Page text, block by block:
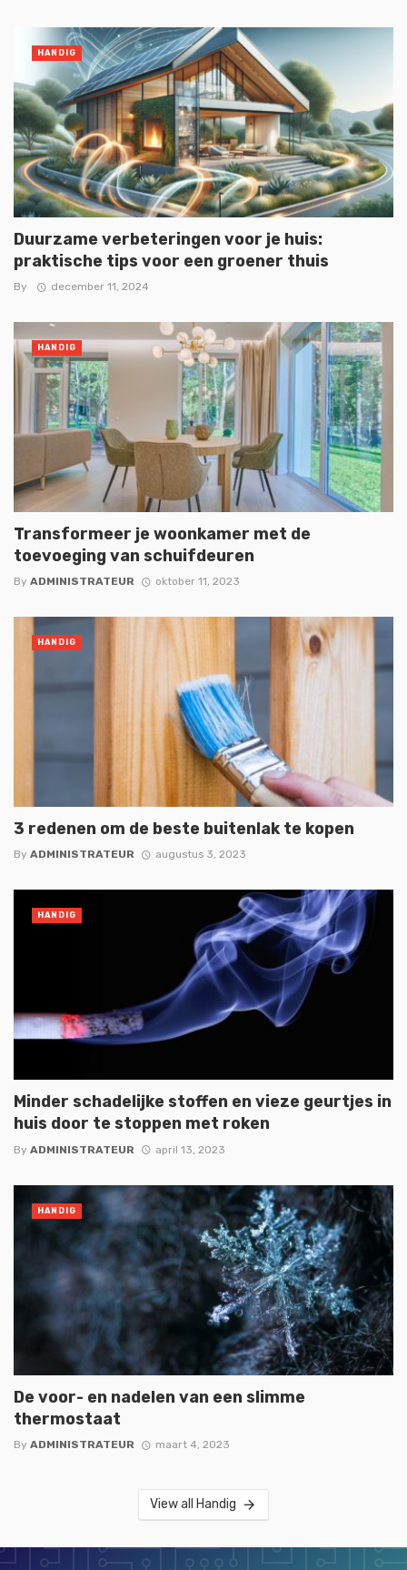
Duurzame verbeteringen voor je huis:
praktische tips voor een groener thuis
By december 11, 2024
HANDIG
Transformeer je woonkamer met de
toevoeging van schuifdeuren
By ADMINISTRATEUR oktober 11, 2023
HANDIG
3 redenen om de beste buitenlak te kopen
By ADMINISTRATEUR augustus 3, 2023
HANDIG
Minder schadelijke stoffen en vieze geurtjes in
huis door te stoppen met roken
By ADMINISTRATEUR april 13, 2023
HANDIG
De voor- en nadelen van een slimme
thermostaat
By ADMINISTRATEUR maart 4, 2023
HANDIG
View all Handig